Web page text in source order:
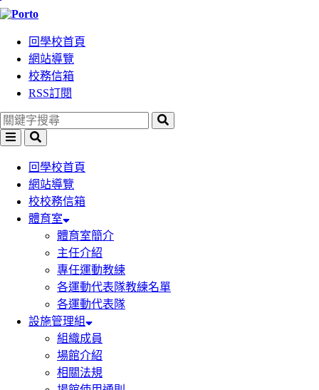
跳
區
塊
回學校首頁
網站導覽
校務信箱
RSS訂閱
選
搜
回學校首頁
網站導覽
校校務信箱
體育室
體育室簡介
主任介紹
專任運動教練
各運動代表隊教練名單
各運動代表隊
設施管理組
組織成員
場館介紹
相關法規